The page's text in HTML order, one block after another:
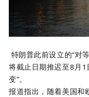
特朗普此前设立的“对
将截止日期推迟至8月 1
变”。
报道指出，随着美国和